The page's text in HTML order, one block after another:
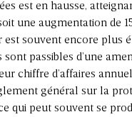
est en hausse,
une augmentation de
est souvent encore plus
passibles d’une
chiffre d’affaires
général sur la
qui peut souvent se